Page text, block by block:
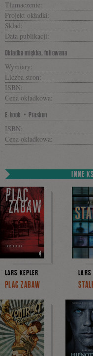
Tłumaczenie:
Projekt okładki:
Skład:
Data publikacji:
Okładka miękka, foliowana
Wymiary:
Liczba stron:
ISBN:
Cena okładkowa:
E-book・Piaskun
ISBN:
Cena okładkowa:
INNE
LARS KEPLER
PLAC ZABAW